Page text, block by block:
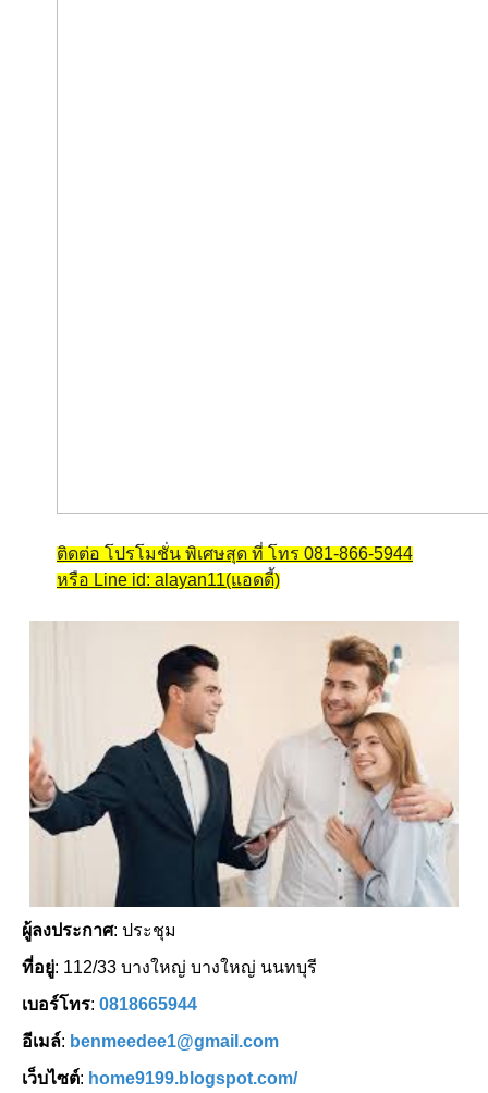
ติดต่อ โปรโมชั่น พิเศษสุด ที่ โทร 081-866-5944
หรือ Line id: alayan11(แอดดี้)
ผู้ลงประกาศ: ประชุม
ที่อยู่: 112/33 บางใหญ่ บางใหญ่ นนทบุรี
เบอร์โทร: 0818665944
อีเมล์: benmeedee1@gmail.com
เว็บไซต์: home9199.blogspot.com/